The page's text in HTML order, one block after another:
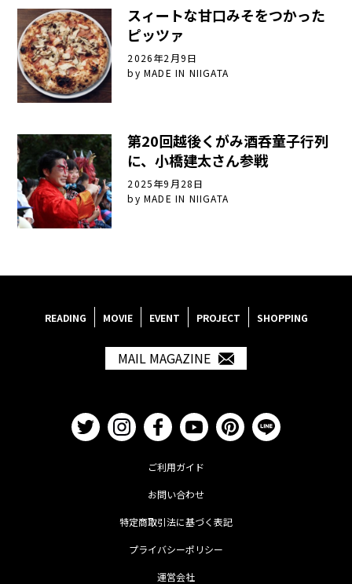
スィートな甘口みそをつかった
ピッツァ
2026年2月9日
byMADE IN NIIGATA
第20回越後くがみ酒呑童子行列
に、小橋建太さん参戦
2025年9月28日
byMADE IN NIIGATA
READING MOVIE EVENT PROJECT SHOPPING
MAIL MAGAZINE
ご利用ガイド
お問い合わせ
特定商取引法に基づく表記
プライバシーポリシー
運営会社